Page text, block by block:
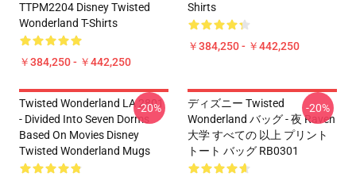
TTPM2204 Disney Twisted
Wonderland T-Shirts
￥384,250 - ￥442,250
Shirts
￥384,250 - ￥442,250
Twisted Wonderland LA 2801
- Divided Into Seven Dorms
Based On Movies Disney
Twisted Wonderland Mugs
-20%
ディズニー Twisted
Wonderland バッグ - 夜 Raven
大学 すべての 以上 プリント
トート バッグ RB0301
-20%